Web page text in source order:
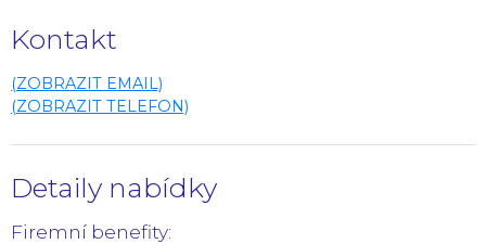
Kontakt
(ZOBRAZIT EMAIL)
(ZOBRAZIT TELEFON)
Detaily nabídky
Firemní benefity: